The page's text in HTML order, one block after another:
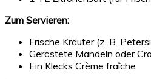
Zum Servieren:
Frische Kräuter (z. B.
Geröstete Mandeln oder
Ein Klecks Crème fraîche